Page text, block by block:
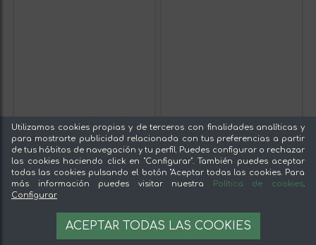
Utilizamos cookies propias y de terceros con finalidades analíticas y
para mostrarte publicidad relacionada con tus preferencias a partir
de tus hábitos de navegación y tu perfil. Puedes configurar o rechazar
las cookies haciendo click en "Configurar". También puedes aceptar
todas las cookies pulsando el botón "Aceptar todas las cookies. Para
más información puedes visitar nuestra
Política de cookies.
Configurar
ACEPTAR TODAS LAS COOKIES